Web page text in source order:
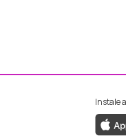
da RTP
da
Instale